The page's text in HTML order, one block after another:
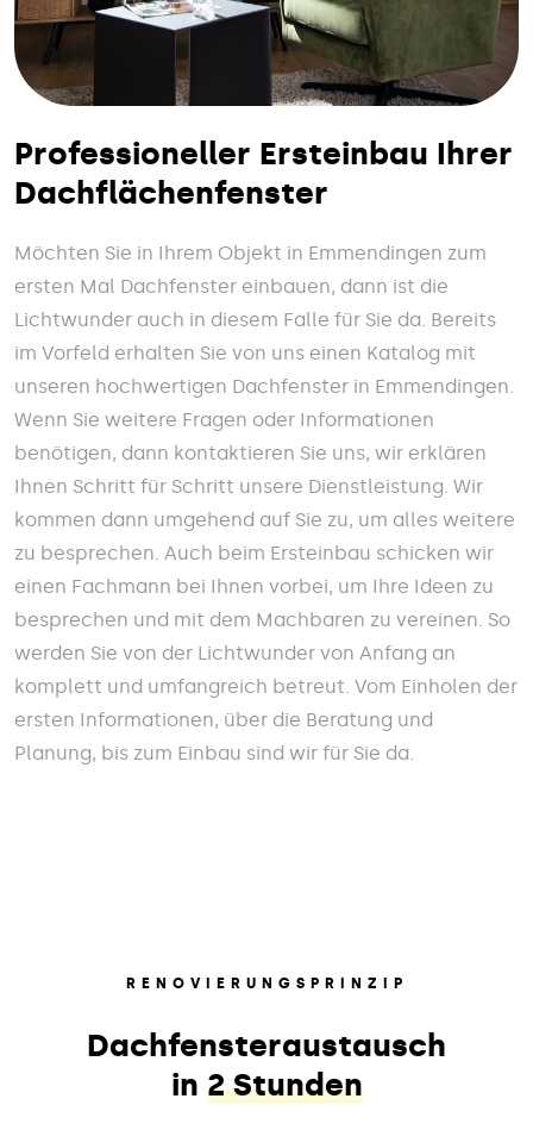
Professioneller Ersteinbau Ihrer
Dachflächenfenster
Möchten Sie in Ihrem Objekt in Emmendingen zum
ersten Mal Dachfenster einbauen, dann ist die
Lichtwunder auch in diesem Falle für Sie da. Bereits
im Vorfeld erhalten Sie von uns einen Katalog mit
unseren hochwertigen Dachfenster in Emmendingen.
Wenn Sie weitere Fragen oder Informationen
benötigen, dann kontaktieren Sie uns, wir erklären
Ihnen Schritt für Schritt unsere Dienstleistung. Wir
kommen dann umgehend auf Sie zu, um alles weitere
zu besprechen. Auch beim Ersteinbau schicken wir
einen Fachmann bei Ihnen vorbei, um Ihre Ideen zu
besprechen und mit dem Machbaren zu vereinen. So
werden Sie von der Lichtwunder von Anfang an
komplett und umfangreich betreut. Vom Einholen der
ersten Informationen, über die Beratung und
Planung, bis zum Einbau sind wir für Sie da.
RENOVIERUNGSPRINZIP
Dachfensteraustausch
in 2 Stunden